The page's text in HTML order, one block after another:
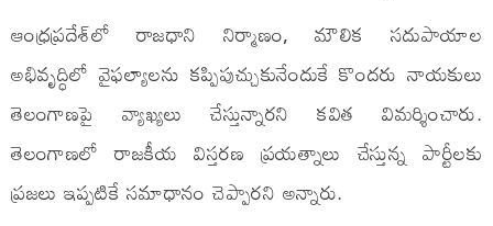
ఆంధ్రప్రదేశ్‌లో రాజధాని నిర్మాణం, మౌలిక సదుపాయాల
అభివృద్ధిలో వైఫల్యాలను కప్పిపుచ్చుకునేందుకే కొందరు నాయకులు
తెలంగాణపై వ్యాఖ్యలు చేస్తున్నారని కవిత విమర్శించారు.
తెలంగాణలో రాజకీయ విస్తరణ ప్రయత్నాలు చేస్తున్న పార్టీలకు
ప్రజలు ఇప్పటికే సమాధానం చెప్పారని అన్నారు.